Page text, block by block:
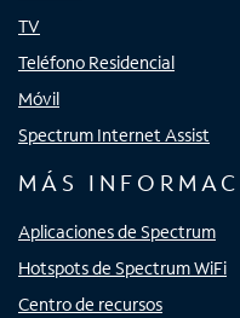
TV
Teléfono Residencial
Móvil
Spectrum Internet Assist
MÁS
Aplicaciones de Spectrum
Hotspots de Spectrum WiFi
Centro de recursos